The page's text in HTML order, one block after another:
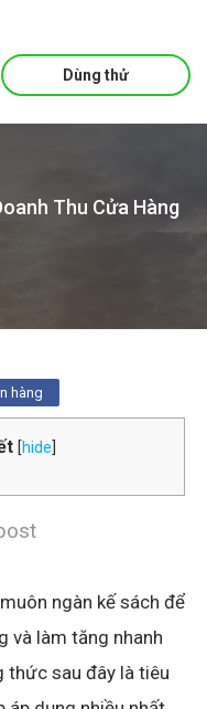
Dùng thử
Thu Cửa Hàng
hàng
[hide
ngàn kế sách để
và làm tăng nhanh
thức sau đây là tiêu